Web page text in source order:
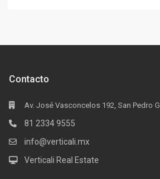
Contacto
Av. José Vasconcelos 192, San Pedro
81 2334 9555
info@verticali.mx
Verticali Real Estate